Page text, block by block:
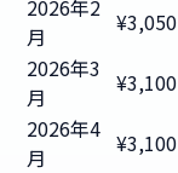
2026年2
月
¥3,050
2026年3
月
¥3,100
2026年4
月
¥3,100